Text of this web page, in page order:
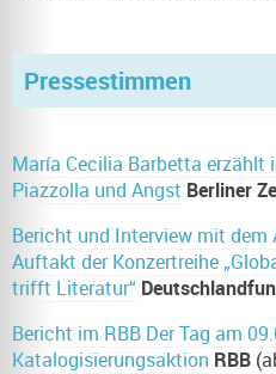
Pressestimmen
María Cecilia Barbetta erzählt
Piazzolla und Angst Berliner
Bericht und Interview mit dem
Auftakt der Konzertreihe
trifft Literatur“
Bericht im RBB Der Tag am
Katalogisierungsaktion RBB